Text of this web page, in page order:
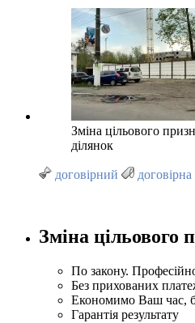
Зміна цільового
ділянок
договірний договірна
Зміна цільового
По закону.
Без прихованих
Економимо Ваш час,
Гарантія результату